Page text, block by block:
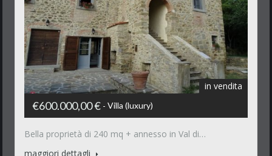
in vendita
€600.000,00 € Villa (luxury)
Bella proprietà di 240 mq + annesso in Val di…
maggiori dettagli